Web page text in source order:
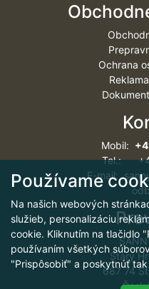
Ochrana
Mobil:
Tel.:
E-mail:
Starý
687 74
Používame
Na našich webových
služieb, personalizáciu
cookie. Kliknutím na tlačidlo
používaním všetkých
"Prispôsobiť" a poskytnúť